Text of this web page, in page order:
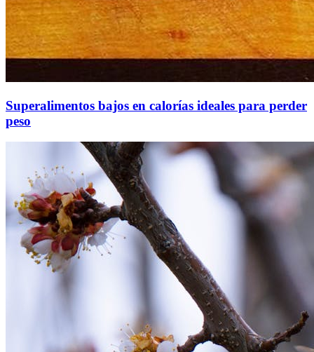
Superalimentos bajos en calorías ideales para perder
peso